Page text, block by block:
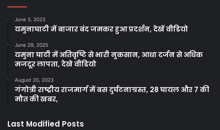
June 3, 2023
यमुनाघाटी में बाजार बंद जमकर हुआ प्रदर्शन, देखें वीडियो
June 29, 2025
यमुना घाटी में अतिवृष्टि से भारी नुकसान, आधा दर्जन से अधिक
मजदूर लापता, देखे वीडियो
August 20, 2023
गंगोत्री राष्ट्रीय राजमार्ग में बस दुर्घटनाग्रस्त, 28 घायल और 7 की
मौत की खबर,
Last Modified Posts